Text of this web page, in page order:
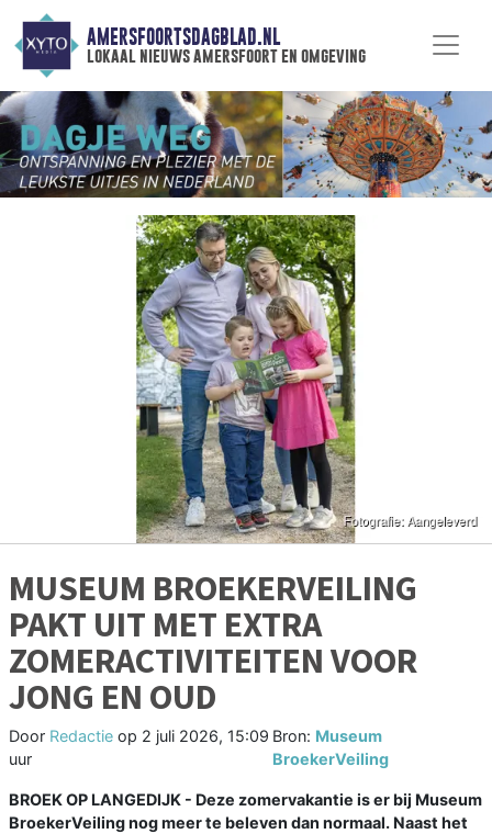
AMERSFOORTSDAGBLAD.NL
lokaal nieuws amersfoort en omgeving
MUSEUM BROEKERVEILING
PAKT UIT MET EXTRA
ZOMERACTIVITEITEN VOOR
JONG EN OUD
Door Redactie op 2 juli 2026, 15:09
uur
Bron: Museum
BroekerVeiling
BROEK OP LANGEDIJK - Deze zomervakantie is er bij Museum
BroekerVeiling nog meer te beleven dan normaal. Naast het